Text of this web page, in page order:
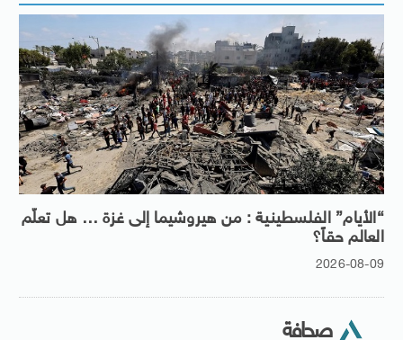
“الأيام” الفلسطينية : من هيروشيما إلى غزة … هل تعلّم
العالم حقاً؟
2026-08-09
صحافة